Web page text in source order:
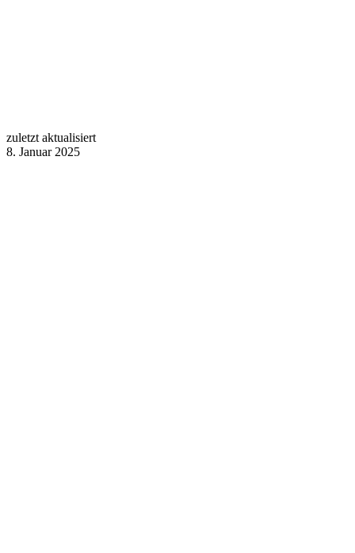
zuletzt aktualisiert
8. Januar 2025